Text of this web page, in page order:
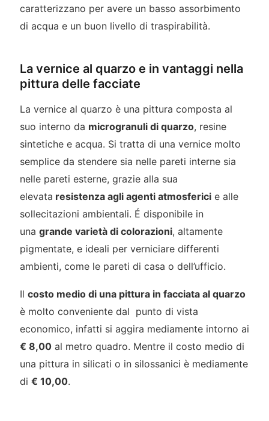
caratterizzano per avere un basso assorbimento
di acqua e un buon livello di traspirabilità.
La vernice al quarzo e in vantaggi nella
pittura delle facciate
La vernice al quarzo è una pittura composta al
suo interno da microgranuli di quarzo, resine
sintetiche e acqua. Si tratta di una vernice molto
semplice da stendere sia nelle pareti interne sia
nelle pareti esterne, grazie alla sua
elevata resistenza agli agenti atmosfericie alle
sollecitazioni ambientali. É disponibile in
una grande varietà di colorazioni, altamente
pigmentate, e ideali per verniciare differenti
ambienti, come le pareti di casa o dell’ufficio.
Il costo medio di una pittura in facciata al quarzo
è molto conveniente dal punto di vista
economico, infatti si aggira mediamente intorno ai
€ 8,00al metro quadro. Mentre il costo medio di
una pittura in silicati o in silossanici è mediamente
di € 10,00.